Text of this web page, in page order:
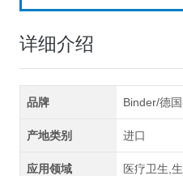
详细介绍
品牌 Binder/德
产地类别 进口
应用领域 医疗卫生,